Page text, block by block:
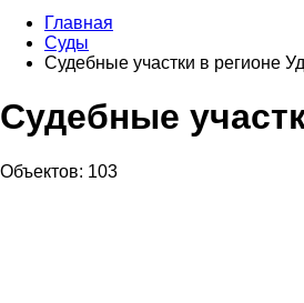
Главная
Суды
Судебные участки в регионе
Судебные
Объектов: 103